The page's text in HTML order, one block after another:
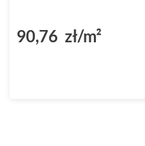
90,76 zł/m²